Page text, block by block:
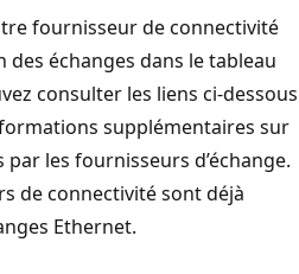
fournisseur de connectivité
des échanges dans le tableau
consulter les liens ci-dessous
supplémentaires sur
les fournisseurs d’échange.
de connectivité sont déjà
Ethernet.